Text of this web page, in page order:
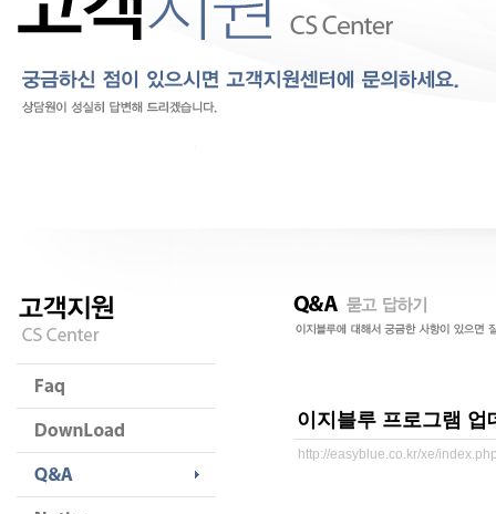
이지블루 프로그램 업
http://easyblue.co.kr/xe/